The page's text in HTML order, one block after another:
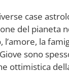
case
del pianeta
la
sono
ottimistica